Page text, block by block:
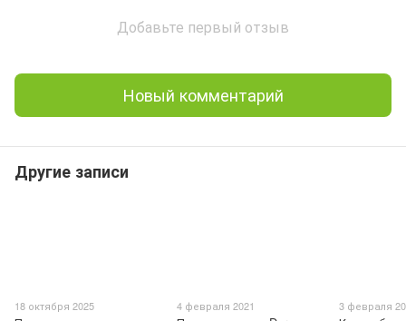
Добавьте первый отзыв
Новый комментарий
Другие записи
18 октября 2025 4 февраля 2021 3 февраля